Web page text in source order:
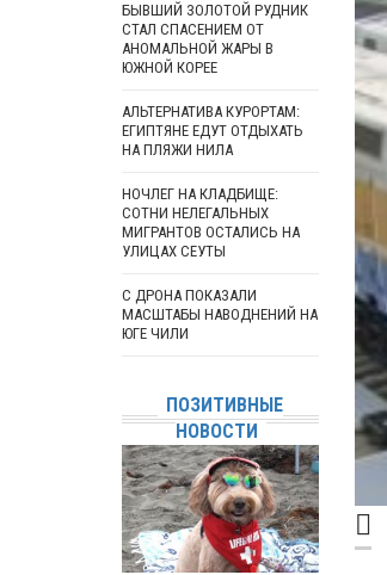
БЫВШИЙ ЗОЛОТОЙ РУДНИК
СТАЛ СПАСЕНИЕМ ОТ
АНОМАЛЬНОЙ ЖАРЫ В
ЮЖНОЙ КОРЕЕ
АЛЬТЕРНАТИВА КУРОРТАМ:
ЕГИПТЯНЕ ЕДУТ ОТДЫХАТЬ
НА ПЛЯЖИ НИЛА
НОЧЛЕГ НА КЛАДБИЩЕ:
СОТНИ НЕЛЕГАЛЬНЫХ
МИГРАНТОВ ОСТАЛИСЬ НА
УЛИЦАХ СЕУТЫ
С ДРОНА ПОКАЗАЛИ
МАСШТАБЫ НАВОДНЕНИЙ НА
ЮГЕ ЧИЛИ
ПОЗИТИВНЫЕ
НОВОСТИ